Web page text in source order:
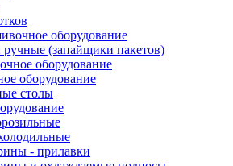
оборудование
(запайщики пакетов)
оборудование
оборудование
столы
- прилавки